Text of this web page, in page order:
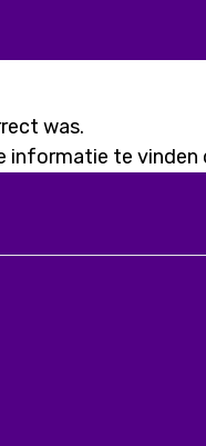
was.
informatie te vinden